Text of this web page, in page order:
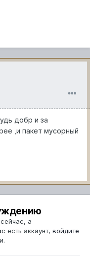
добр и за
,и пакет мусорный
а
есть аккаунт, войдите